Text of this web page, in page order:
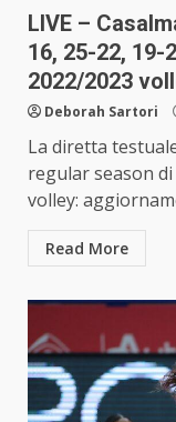
LIVE –
16, 25-22, 19-
2022/2023
Deborah Sartori
La diretta
regular season di
volley:
Read More